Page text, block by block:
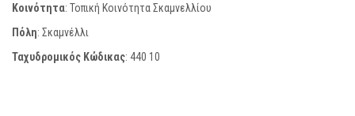
Κοινότητα: Τοπική Κοινότητα Σκαμνελλίου
Πόλη: Σκαμνέλλι
Ταχυδρομικός Κώδικας: 440 10